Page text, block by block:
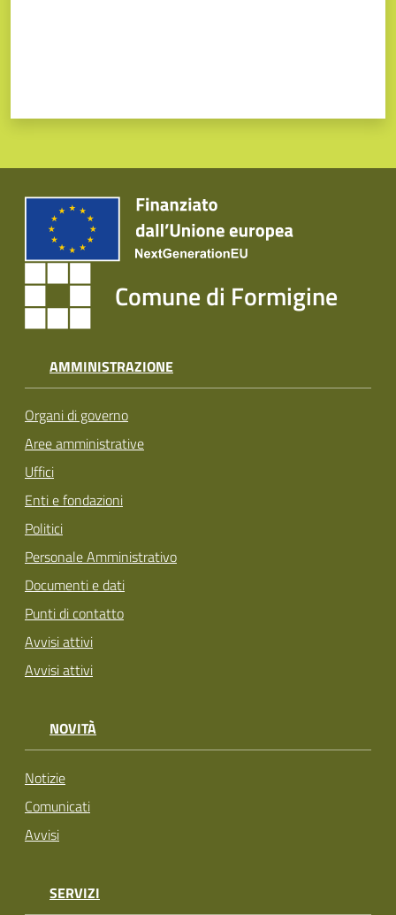
Comune di Formigine
AMMINISTRAZIONE
Organi di governo
Aree amministrative
Uffici
Enti e fondazioni
Politici
Personale Amministrativo
Documenti e dati
Punti di contatto
Avvisi attivi
Avvisi attivi
NOVITÀ
Notizie
Comunicati
Avvisi
SERVIZI